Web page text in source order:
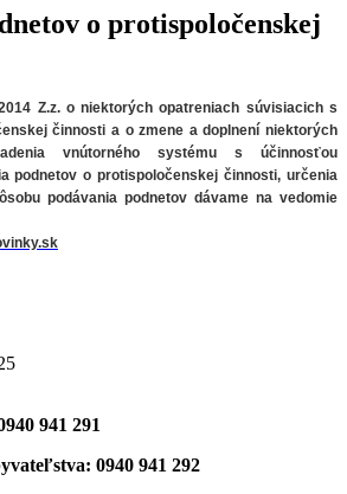
o protispoločenskej
Z.z. o niektorých opatreniach súvisiacich s
činnosti a o zmene a doplnení niektorých
vnútorného systému s účinnosťou
podnetov o protispoločenskej činnosti, určenia
podávania podnetov dávame na vedomie
941 291
0940 941 292